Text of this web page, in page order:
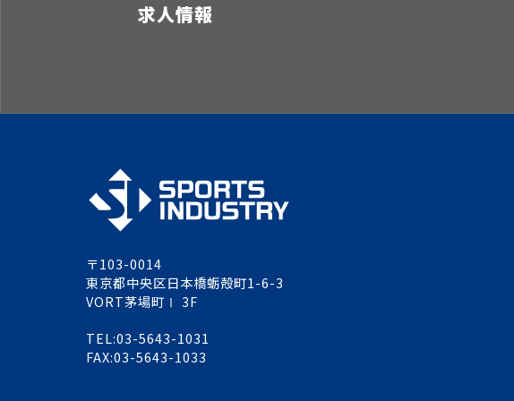
求人情報
〒103-0014
東京都中央区日本橋蛎殻町1-6-3
VORT茅場町Ⅰ 3F
TEL:03-5643-1031
FAX:03-5643-1033